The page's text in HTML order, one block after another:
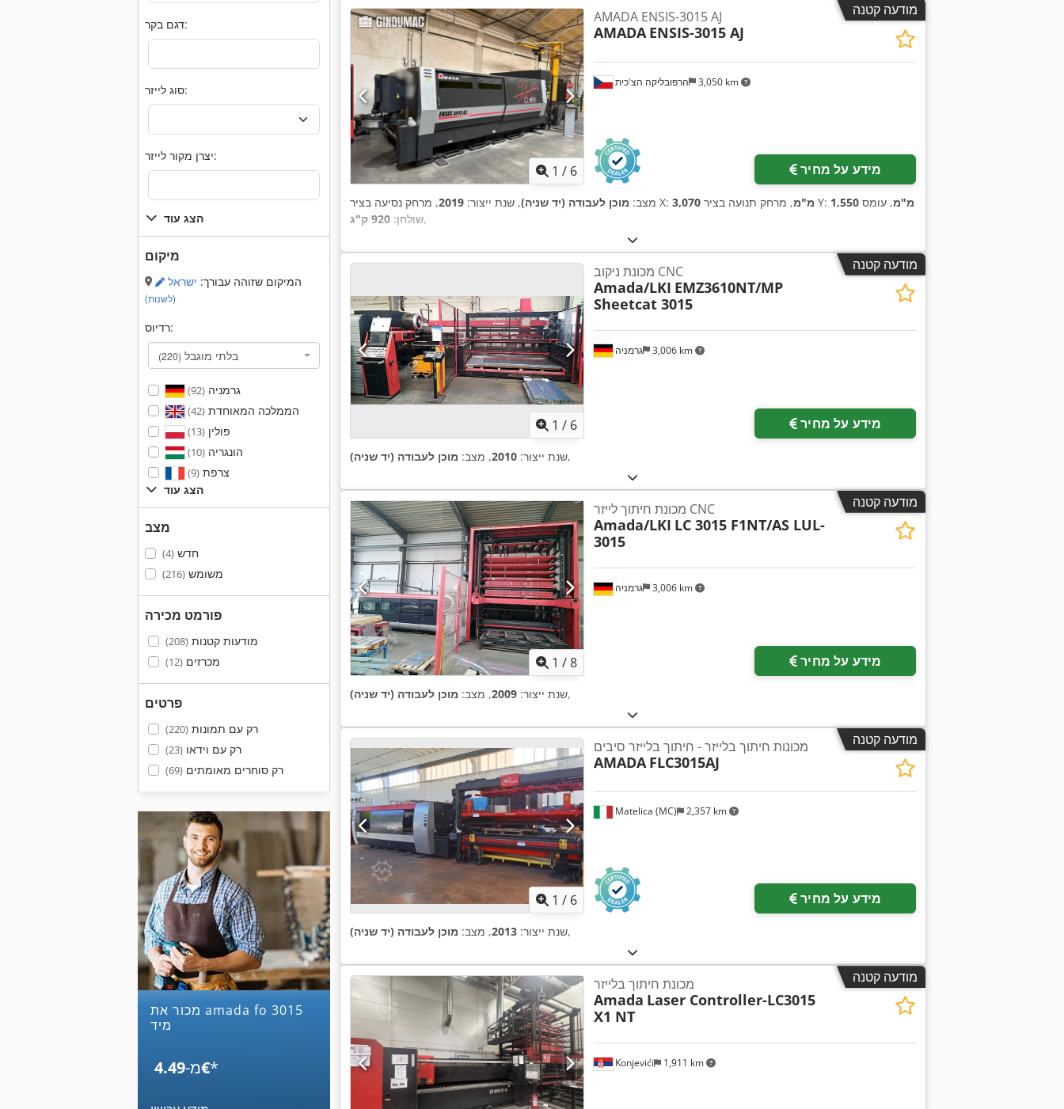
דגם בקר:
סוג לייזר:
יצרן מקור לייזר:
הצג עוד
מיקום
המיקום שזוהה עבורך: ישראל
(לשנות)
רדיוס:
בלתי מוגבל (220)
גרמניה(92)
הממלכה המאוחדת(42)
פולין(13)
הונגריה(10)
צרפת(9)
הצג עוד
מצב
חדש(4)
משומש(216)
פורמט מכירה
מודעות קטנות(208)
מכרזים(12)
פרטים
רק עם תמונות(220)
רק עם וידאו(23)
רק סוחרים מאומתים(69)
מכור את amada fo 3015
מיד
מ-‏4.49 ‏€*
מודעה קטנה
1 / 6
הרפובליקה הצ'כית 3,050 km
AMADA ENSIS-3015 AJ
AMADA ENSIS-3015 AJ
מידע על מחיר
מצב: מוכן לעבודה (יד שניה), שנת ייצור: 2019 , מרחק נסיעה בציר X: 3,070 מ"מ , מרחק תנועה בציר Y: 1,550 מ"מ, עומס
שולחן: 920 ק"ג ,
מודעה קטנה
1 / 6
גרמניה 3,006 km
מכונת ניקוב CNC
Amada/LKI EMZ3610NT/MP
Sheetcat 3015
מידע על מחיר
שנת ייצור: 2010, מצב: מוכן לעבודה (יד שניה) ,
מודעה קטנה
1 /8
גרמניה 3,006 km
מכונת חיתוך לייזר CNC
Amada/LKI LC 3015 F1NT/AS LUL-
3015
מידע על מחיר
שנת ייצור: 2009, מצב: מוכן לעבודה (יד שניה) ,
מודעה קטנה
1 / 6
Matelica (MC) 2,357 km
מכונות חיתוך בלייזר - חיתוך בלייזר סיבים
AMADA FLC3015AJ
מידע על מחיר
שנת ייצור: 2013, מצב: מוכן לעבודה (יד שניה) ,
מודעה קטנה
Konjevići 1,911 km
מכונת חיתוך בלייזר
Amada Laser Controller-LC3015
X1 NT